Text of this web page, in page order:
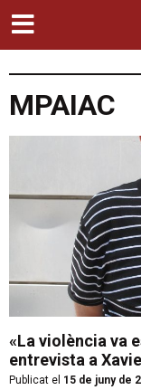
MPAIAC
«La violència va
entrevista a
Publicat el 15 de juny de